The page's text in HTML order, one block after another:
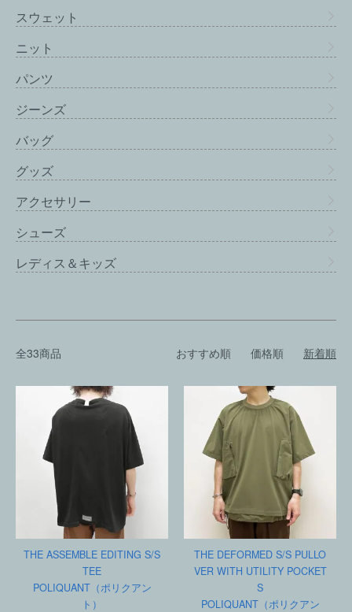
スウェット
ニット
パンツ
ジーンズ
バッグ
グッズ
アクセサリー
シューズ
レディス＆キッズ
全33商品 おすすめ順 価格順 新着順
THE ASSEMBLE EDITING S/S
TEE
POLIQUANT（ポリクアン
ト）
THE DEFORMED S/S PULLO
VER WITH UTILITY POCKET
S
POLIQUANT（ポリクアン